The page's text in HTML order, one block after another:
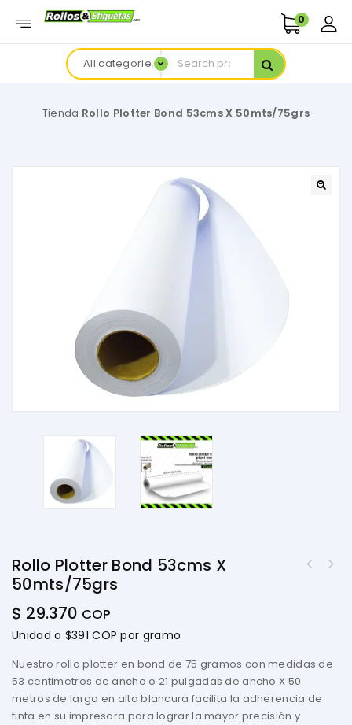
0
All categories
Tienda Rollo Plotter Bond 53cms X 50mts/75grs
Rollo Plotter Bond 53cms X
50mts/75grs
$ 29.370 COP
Unidad a $391 COP por gramo
Nuestro rollo plotter en bond de 75 gramos con medidas de
53 centimetros de ancho o 21 pulgadas de ancho X 50
metros de largo en alta blancura facilita la adherencia de
tinta en su impresora para lograr la mayor precisión y